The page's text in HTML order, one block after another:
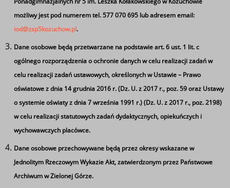
2 miejsce: ADMINI (Katolicka Szkoła Podstawowa nr 1 w
Nowej Soli):
Grzecznik Łukasz, Zieniewicz Mikołaj, Paździorko Dominik,
Żurawski Adrian
3 miejsce GRAFICY (Szkoła Podstawowa nr 1 w
Kożuchowie):
Bednarz Joanna, Szperlik Aurelia, Guzik Adam
4 miejsce YOUTUBERZY (Szkoła Podstawowa nr 2 w
Kożuchowie):
Karol
5 miejsce KODERZY ( Szkoła Podstawowa nr 1 w
Kożuchowie):
możliwy jest pod numerem tel. 577 070 695 lub adresem email:
iod@zsp5kozuchow.pl.
Dane osobowe będą przetwarzane na podstawie art. 6 ust. 1 lit. c
ogólnego rozporządzenia o ochronie danych w celu realizacji zadań w
celu realizacji zadań ustawowych, określonych w Ustawie – Prawo
oświatowe z dnia 14 grudnia 2016 r. (Dz. U. z 2017 r., poz. 59 oraz Ustawy
o systemie oświaty z dnia 7 września 1991 r.) (Dz. U. z 2017 r., poz. 2198)
w celu realizacji statutowych zadań dydaktycznych, opiekuńczych i
wychowawczych placówce.
Dane osobowe przechowywane będą przez okresy wskazane w
Jednolitym Rzeczowym Wykazie Akt, zatwierdzonym przez Państwowe
Archiwum w Zielonej Górze.